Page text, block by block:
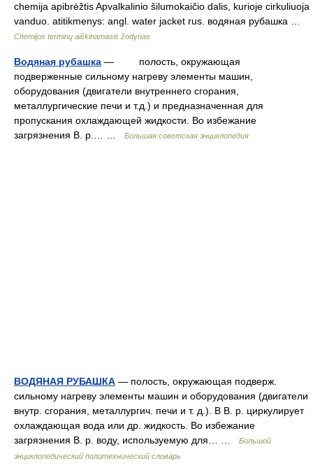
chemija apibrėžtis Apvalkalinio šilumokaičio dalis, kurioje cirkuliuoja
vanduo. atitikmenys: angl. water jacket rus. водяная рубашка …
Chemijos terminų aiškinamasis žodynas
Водяная рубашка — полость, окружающая
подверженные сильному нагреву элементы машин,
оборудования (двигатели внутреннего сгорания,
металлургические печи и т.д.) и предназначенная для
пропускания охлаждающей жидкости. Во избежание
загрязнения В. р.… …
Большая советская энциклопедия
ВОДЯНАЯ РУБАШКА — полость, окружающая подверж.
сильному нагреву элементы машин и оборудования (двигатели
внутр. сгорания, металлургич. печи и т. д.). В В. р. циркулирует
охлаждающая вода или др. жидкость. Во избежание
загрязнения В. р. воду, используемую для… …
Большой
энциклопедический политехнический словарь